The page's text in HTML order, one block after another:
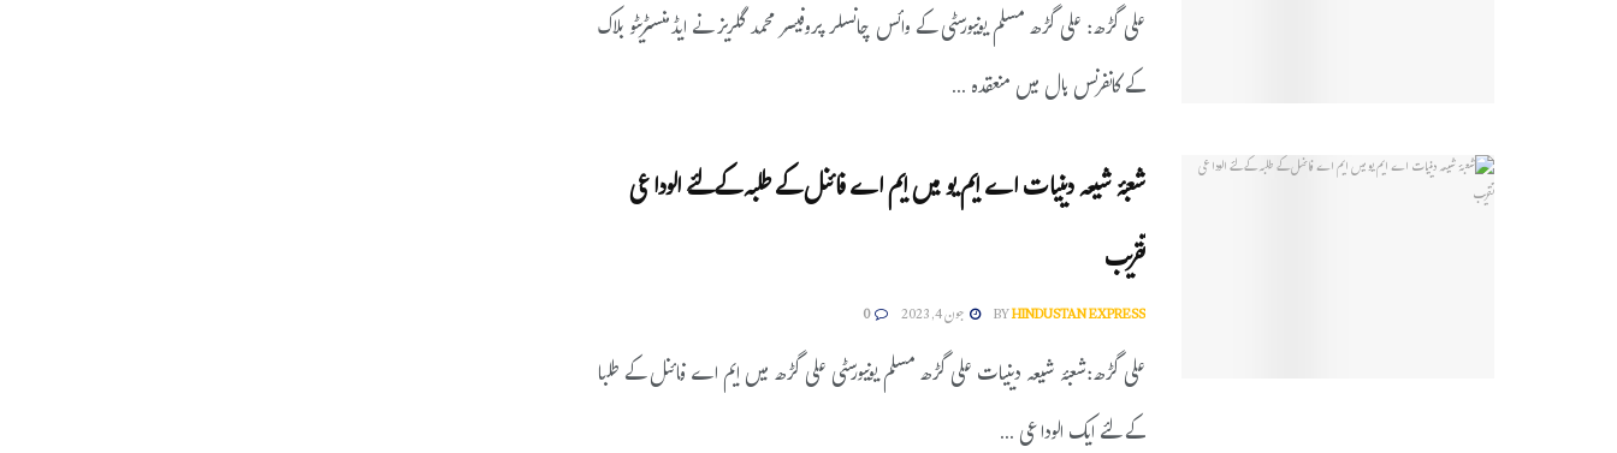
علی گڑھ: علی گڑھ مسلم یونیورسٹی کے وائس چانسلر پروفیسر محمد گلریز نے ایڈمنسٹریٹو بلاک
کے کانفرنس ہال میں منعقدہ ...
شعبۂ شیعہ دینیات اے ایم یو میں ایم اے فائنل کے طلبہ کے لئے الوداعی
تقریب
BYHINDUSTAN EXPRESS جون 4, 2023 0
علی گڑھ:شعبۂ شیعہ دینیات علی گڑھ مسلم یونیورسٹی علی گڑھ میں ایم اے فائنل کے طلبا
کے لئے ایک الوداعی ...